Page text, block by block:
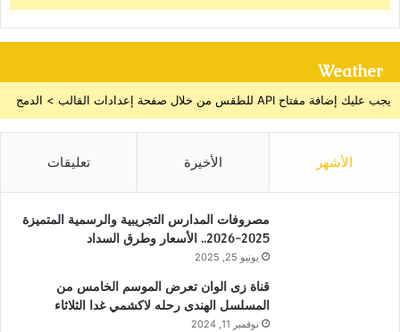
Weather
يجب عليك إضافة مفتاح API للطقس من خلال صفحة إعدادات القالب > الدمج
الأشهر الأخيرة تعليقات
مصروفات المدارس التجريبية والرسمية المتميزة
2025-2026.. الأسعار وطرق السداد
يونيو 25, 2025
قناة زى الوان تعرض الموسم الخامس من
المسلسل الهندى رحله لاكشمي غدا الثلاثاء
نوفمبر 11, 2024